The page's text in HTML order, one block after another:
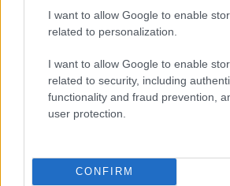
I want to allow Google to enable
related to personalization.
I want to allow Google to enable
related to security, including
functionality and fraud prevention,
user protection.
CONFIRM
mesterskapet.